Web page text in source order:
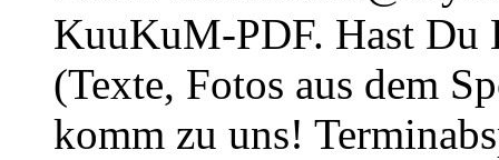
KuuKuM-PDF. Hast Du
(Texte, Fotos aus dem
komm zu uns!